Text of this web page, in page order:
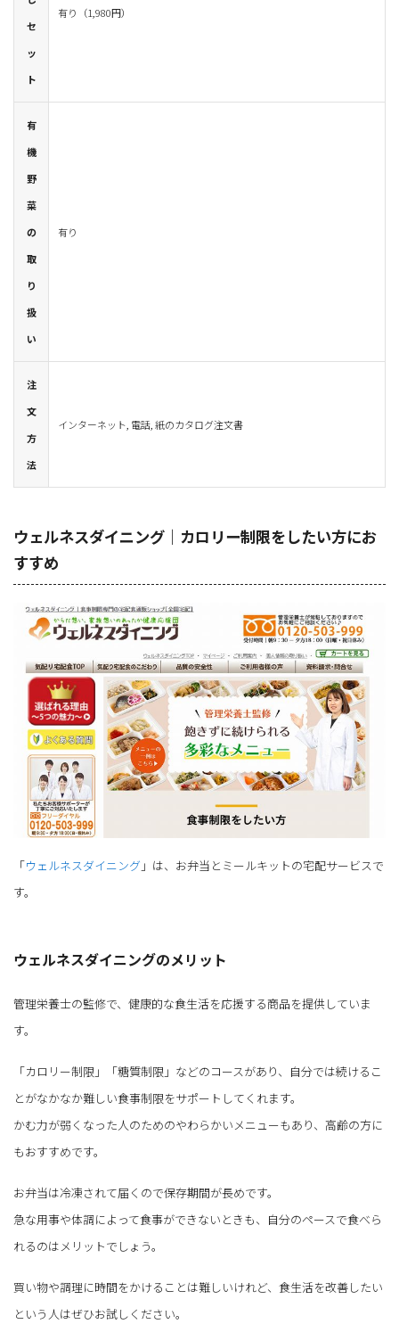
セ
ッ
ト
有り（1,980円）
有
機
野
菜
の
取
り
扱
い
有り
注
文
方
法
インターネット, 電話, 紙のカタログ注文書
ウェルネスダイニング｜カロリー制限をしたい方にお
すすめ
「ウェルネスダイニング 」は、お弁当とミールキットの宅配サービスで
す。
ウェルネスダイニングのメリット
管理栄養士の監修で、健康的な食生活を応援する商品を提供していま
す。
「カロリー制限」「糖質制限」などのコースがあり、自分では続けるこ
とがなかなか難しい食事制限をサポートしてくれます。
かむ力が弱くなった人のためのやわらかいメニューもあり、高齢の方に
もおすすめです。
お弁当は冷凍されて届くので保存期間が長めです。
急な用事や体調によって食事ができないときも、自分のペースで食べら
れるのはメリットでしょう。
買い物や調理に時間をかけることは難しいけれど、食生活を改善したい
という人はぜひお試しください。